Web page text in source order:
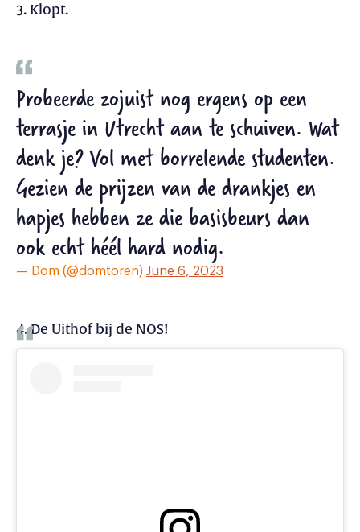
3. Klopt.
Probeerde zojuist nog ergens op een
terrasje in Utrecht aan te schuiven. Wat
denk je? Vol met borrelende studenten.
Gezien de prijzen van de drankjes en
hapjes hebben ze die basisbeurs dan
ook echt héél hard nodig.
— Dom (@domtoren) June 6, 2023
4. De Uithof bij de NOS!